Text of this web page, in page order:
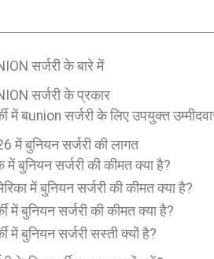
सर्जरी के बारे में
सर्जरी के प्रकार
में बunion सर्जरी के लिए उपयुक्त
में बुनियन सर्जरी की लागत
में बुनियन सर्जरी की कीमत क्या है?
में बुनियन सर्जरी की कीमत क्या है?
में बुनियन सर्जरी की कीमत क्या है?
में बुनियन सर्जरी सस्ती क्यों है?